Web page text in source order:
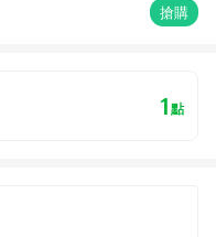
搶購
1點